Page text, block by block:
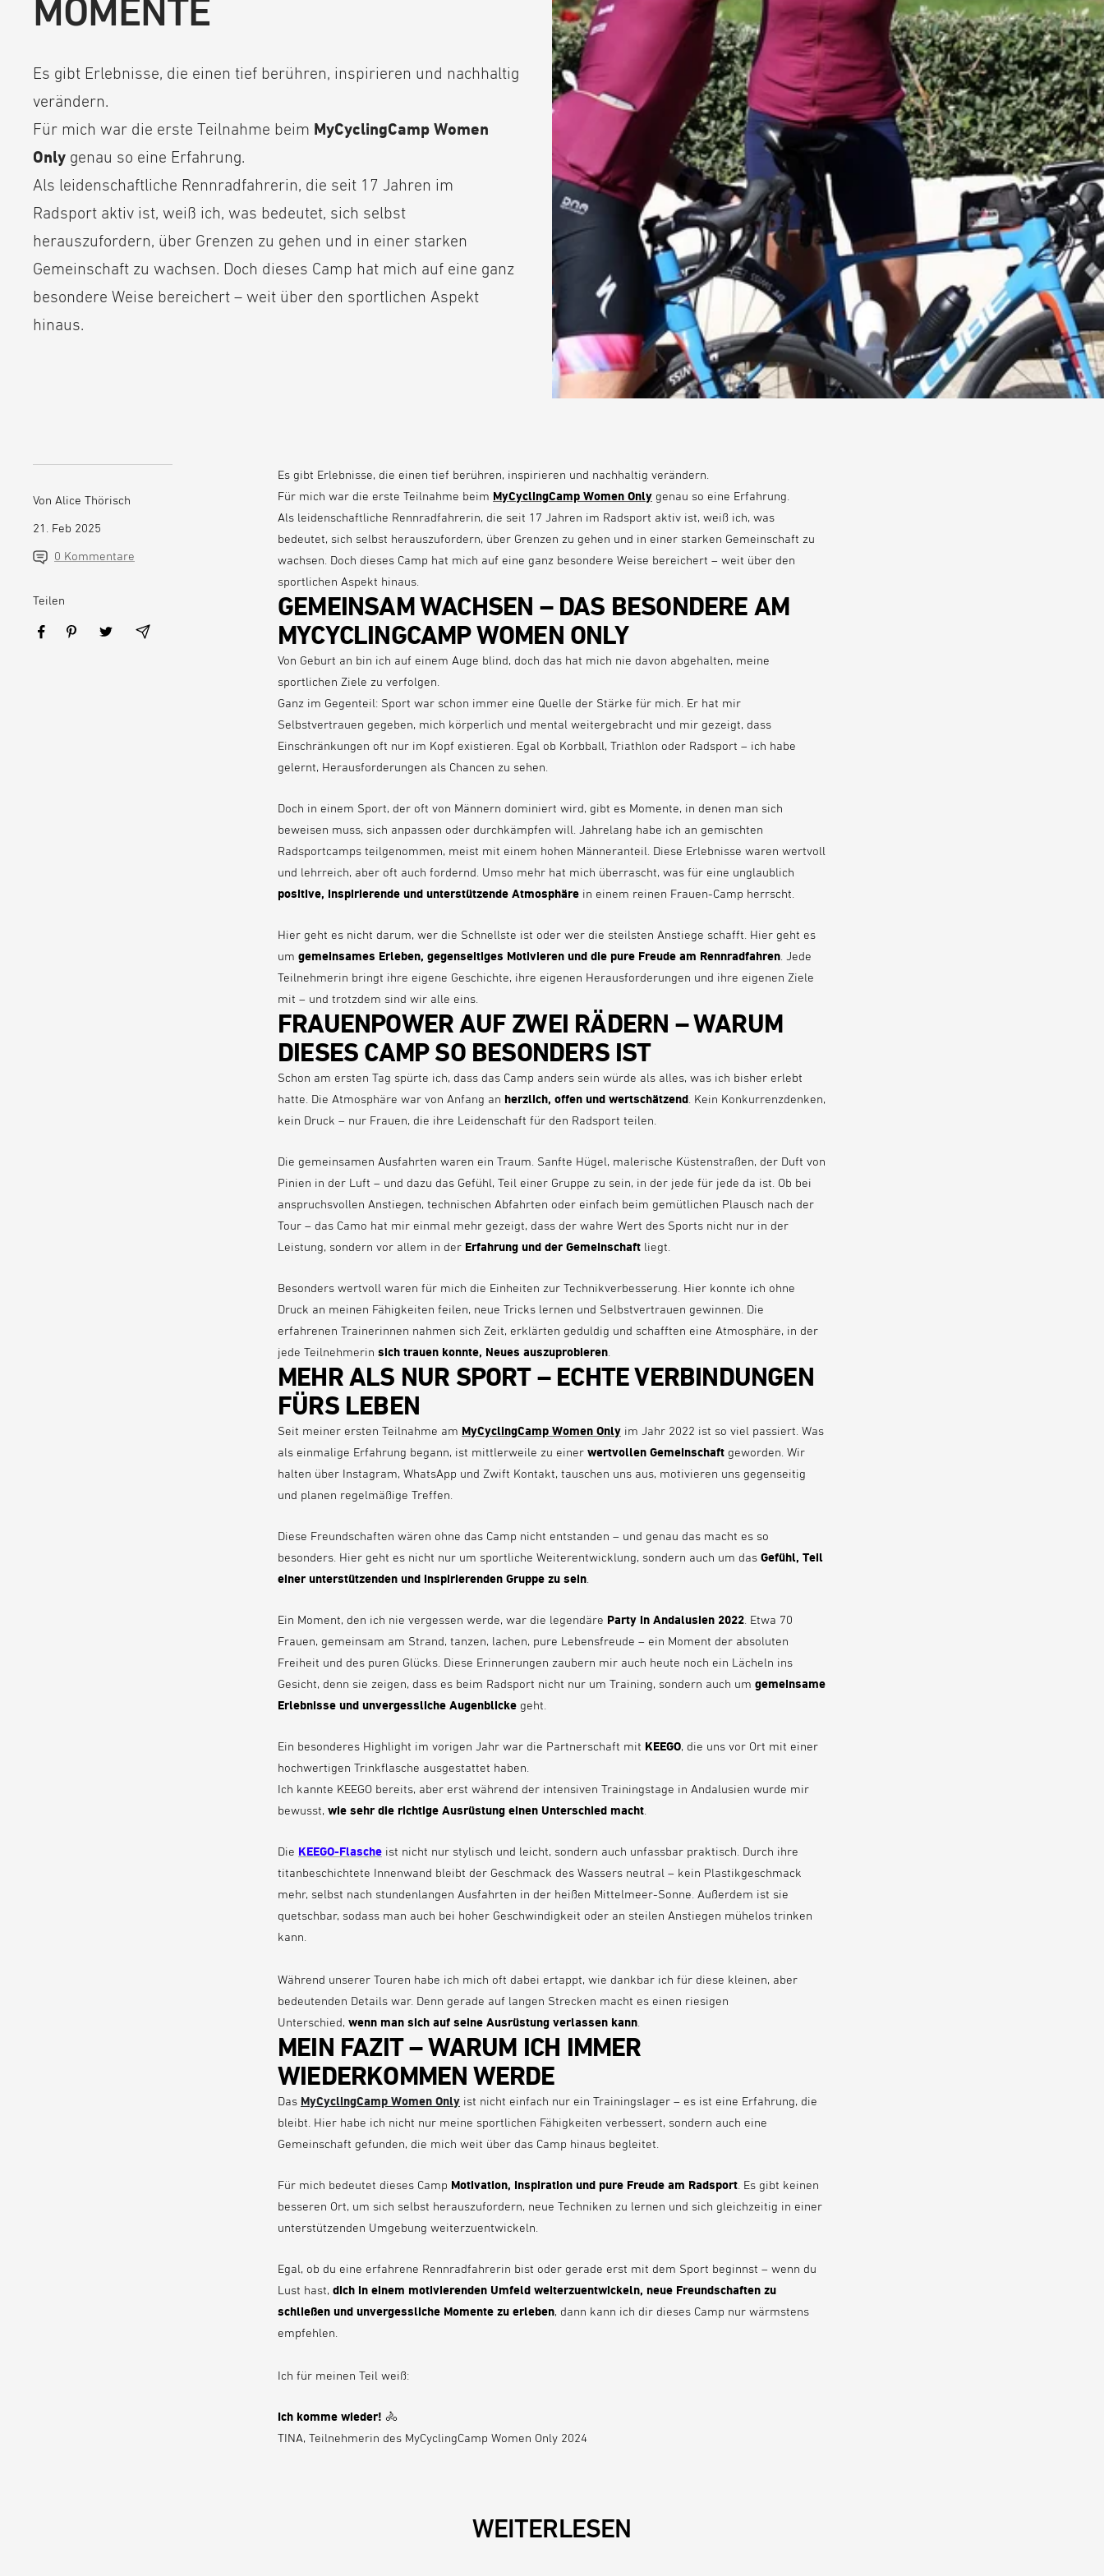
MOMENTE
Es gibt Erlebnisse, die einen tief berühren, inspirieren und nachhaltig
verändern.
Für mich war die erste Teilnahme beim MyCyclingCamp Women
Only genau so eine Erfahrung.
Als leidenschaftliche Rennradfahrerin, die seit 17 Jahren im
Radsport aktiv ist, weiß ich, was bedeutet, sich selbst
herauszufordern, über Grenzen zu gehen und in einer starken
Gemeinschaft zu wachsen. Doch dieses Camp hat mich auf eine ganz
besondere Weise bereichert – weit über den sportlichen Aspekt
hinaus.
Von Alice Thörisch
21. Feb 2025
0 Kommentare
Teilen
Es gibt Erlebnisse, die einen tief berühren, inspirieren und nachhaltig verändern.
Für mich war die erste Teilnahme beim MyCyclingCamp Women Only genau so eine Erfahrung.
Als leidenschaftliche Rennradfahrerin, die seit 17 Jahren im Radsport aktiv ist, weiß ich, was
bedeutet, sich selbst herauszufordern, über Grenzen zu gehen und in einer starken Gemeinschaft zu
wachsen. Doch dieses Camp hat mich auf eine ganz besondere Weise bereichert – weit über den
sportlichen Aspekt hinaus.
GEMEINSAM WACHSEN – DAS BESONDERE AM
MYCYCLINGCAMP WOMEN ONLY
Von Geburt an bin ich auf einem Auge blind, doch das hat mich nie davon abgehalten, meine
sportlichen Ziele zu verfolgen.
Ganz im Gegenteil: Sport war schon immer eine Quelle der Stärke für mich. Er hat mir
Selbstvertrauen gegeben, mich körperlich und mental weitergebracht und mir gezeigt, dass
Einschränkungen oft nur im Kopf existieren. Egal ob Korbball, Triathlon oder Radsport – ich habe
gelernt, Herausforderungen als Chancen zu sehen.
Doch in einem Sport, der oft von Männern dominiert wird, gibt es Momente, in denen man sich
beweisen muss, sich anpassen oder durchkämpfen will. Jahrelang habe ich an gemischten
Radsportcamps teilgenommen, meist mit einem hohen Männeranteil. Diese Erlebnisse waren wertvoll
und lehrreich, aber oft auch fordernd. Umso mehr hat mich überrascht, was für eine unglaublich
positive, inspirierende und unterstützende Atmosphäre in einem reinen Frauen-Camp herrscht.
Hier geht es nicht darum, wer die Schnellste ist oder wer die steilsten Anstiege schafft. Hier geht es
um gemeinsames Erleben, gegenseitiges Motivieren und die pure Freude am Rennradfahren . Jede
Teilnehmerin bringt ihre eigene Geschichte, ihre eigenen Herausforderungen und ihre eigenen Ziele
mit – und trotzdem sind wir alle eins.
FRAUENPOWER AUF ZWEI RÄDERN – WARUM
DIESES CAMP SO BESONDERS IST
Schon am ersten Tag spürte ich, dass das Camp anders sein würde als alles, was ich bisher erlebt
hatte. Die Atmosphäre war von Anfang an herzlich, offen und wertschätzend . Kein Konkurrenzdenken,
kein Druck – nur Frauen, die ihre Leidenschaft für den Radsport teilen.
Die gemeinsamen Ausfahrten waren ein Traum. Sanfte Hügel, malerische Küstenstraßen, der Duft von
Pinien in der Luft – und dazu das Gefühl, Teil einer Gruppe zu sein, in der jede für jede da ist. Ob bei
anspruchsvollen Anstiegen, technischen Abfahrten oder einfach beim gemütlichen Plausch nach der
Tour – das Camo hat mir einmal mehr gezeigt, dass der wahre Wert des Sports nicht nur in der
Leistung, sondern vor allem in der Erfahrung und der Gemeinschaft liegt.
Besonders wertvoll waren für mich die Einheiten zur Technikverbesserung. Hier konnte ich ohne
Druck an meinen Fähigkeiten feilen, neue Tricks lernen und Selbstvertrauen gewinnen. Die
erfahrenen Trainerinnen nahmen sich Zeit, erklärten geduldig und schafften eine Atmosphäre, in der
jede Teilnehmerin sich trauen konnte, Neues auszuprobieren
MEHR ALS NUR SPORT – ECHTE VERBINDUNGEN
FÜRS LEBEN
Seit meiner ersten Teilnahme am MyCyclingCamp Women Only im Jahr 2022 ist so viel passiert. Was
als einmalige Erfahrung begann, ist mittlerweile zu einer wertvollen Gemeinschaft geworden. Wir
halten über Instagram, WhatsApp und Zwift Kontakt, tauschen uns aus, motivieren uns gegenseitig
und planen regelmäßige Treffen.
Diese Freundschaften wären ohne das Camp nicht entstanden – und genau das macht es so
besonders. Hier geht es nicht nur um sportliche Weiterentwicklung, sondern auch um das Gefühl, Teil
einer unterstützenden und inspirierenden Gruppe zu sein
Ein Moment, den ich nie vergessen werde, war die legendäre Party in Andalusien 2022 . Etwa 70
Frauen, gemeinsam am Strand, tanzen, lachen, pure Lebensfreude – ein Moment der absoluten
Freiheit und des puren Glücks. Diese Erinnerungen zaubern mir auch heute noch ein Lächeln ins
Gesicht, denn sie zeigen, dass es beim Radsport nicht nur um Training, sondern auch um gemeinsame
Erlebnisse und unvergessliche Augenblicke geht.
Ein besonderes Highlight im vorigen Jahr war die Partnerschaft mit KEEGO, die uns vor Ort mit einer
hochwertigen Trinkflasche ausgestattet haben.
Ich kannte KEEGO bereits, aber erst während der intensiven Trainingstage in Andalusien wurde mir
bewusst, wie sehr die richtige Ausrüstung einen Unterschied macht
Die KEEGO-Flasche ist nicht nur stylisch und leicht, sondern auch unfassbar praktisch. Durch ihre
titanbeschichtete Innenwand bleibt der Geschmack des Wassers neutral – kein Plastikgeschmack
mehr, selbst nach stundenlangen Ausfahrten in der heißen Mittelmeer-Sonne. Außerdem ist sie
quetschbar, sodass man auch bei hoher Geschwindigkeit oder an steilen Anstiegen mühelos trinken
kann.
Während unserer Touren habe ich mich oft dabei ertappt, wie dankbar ich für diese kleinen, aber
bedeutenden Details war. Denn gerade auf langen Strecken macht es einen riesigen
Unterschied, wenn man sich auf seine Ausrüstung verlassen kann
MEIN FAZIT – WARUM ICH IMMER
WIEDERKOMMEN WERDE
Das MyCyclingCamp Women Only ist nicht einfach nur ein Trainingslager – es ist eine Erfahrung, die
bleibt. Hier habe ich nicht nur meine sportlichen Fähigkeiten verbessert, sondern auch eine
Gemeinschaft gefunden, die mich weit über das Camp hinaus begleitet.
Für mich bedeutet dieses Camp Motivation, Inspiration und pure Freude am Radsport . Es gibt keinen
besseren Ort, um sich selbst herauszufordern, neue Techniken zu lernen und sich gleichzeitig in einer
unterstützenden Umgebung weiterzuentwickeln.
Egal, ob du eine erfahrene Rennradfahrerin bist oder gerade erst mit dem Sport beginnst – wenn du
Lust hast, dich in einem motivierenden Umfeld weiterzuentwickeln, neue Freundschaften zu
schließen und unvergessliche Momente zu erleben, dann kann ich dir dieses Camp nur wärmstens
empfehlen.
Ich für meinen Teil weiß:
Ich komme wieder! 🚴
TINA, Teilnehmerin des MyCyclingCamp Women Only 2024
WEITERLESEN